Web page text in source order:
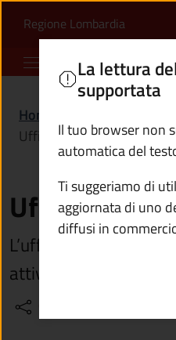
Ufficio
Regione Lombardia(apre in
Comune di
Home
Ufficio commercio
Ufficio
L’ufficio si occupa
attività commerciali
La lettura
supportata
Il tuo browser non
automatica del
Ti suggeriamo di
aggiornata di uno
diffusi in